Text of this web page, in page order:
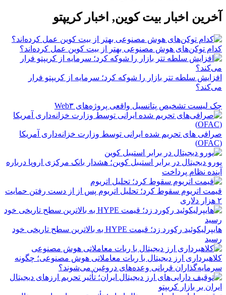
آخرین اخبار بیت کوین, اخبار کریپتو
کدام توکن‌های هوش مصنوعی بهتر از بیت کوین عمل کرده‌اند؟
افزایش سلطه تتر بازار را شوکه کرد؛ سرمایه از کریپتو فرار
می‌کند؟
چک ‌لیست تشخیص پتانسیل واقعی پروژه‌های Web۳
صرافی های تحریم شده ایرانی توسط وزارت خزانه‌داری آمریکا
(OFAC)
یورو دیجیتال در برابر استیبل کوین؛ هشدار بانک مرکزی اروپا درباره
آینده نظام پرداخت
قیمت اتریوم سقوط کرد؛ تحلیل اتریوم پس از از دست رفتن حمایت
۲ هزار دلاری
هایپرلیکوئید رکورد زد؛ قیمت HYPE به بالاترین سطح تاریخی خود
رسید
کلاهبرداری ارز دیجیتال با ربات معاملاتی هوش مصنوعی؛ چگونه
سرمایه‌گذاران قربانی وعده‌های دروغین می‌شوند؟